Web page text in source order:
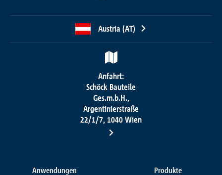
Austria (AT)
Anfahrt:
Schöck Bauteile
Ges.m.b.H.,
Argentinierstraße
22/1/7, 1040 Wien
Anwendungen Produkte